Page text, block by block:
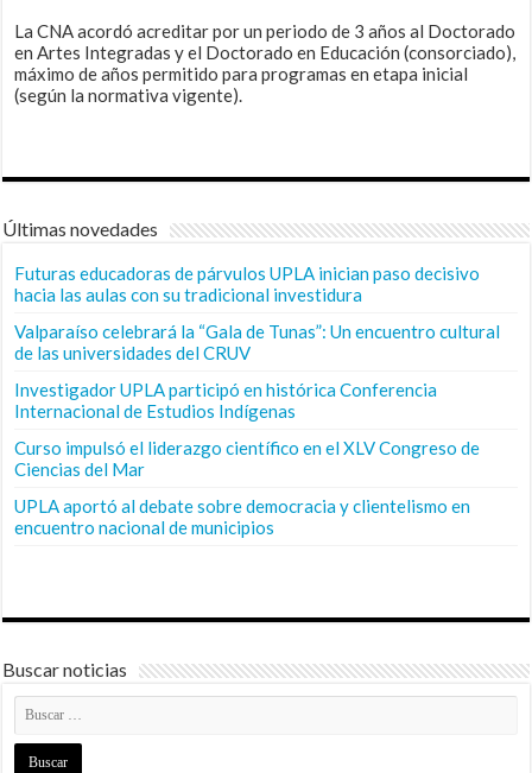
La CNA acordó acreditar por un periodo de 3 años al Doctorado
en Artes Integradas y el Doctorado en Educación (consorciado),
máximo de años permitido para programas en etapa inicial
(según la normativa vigente).
Últimas novedades
Futuras educadoras de párvulos UPLA inician paso decisivo
hacia las aulas con su tradicional investidura
Valparaíso celebrará la “Gala de Tunas”: Un encuentro cultural
de las universidades del CRUV
Investigador UPLA participó en histórica Conferencia
Internacional de Estudios Indígenas
Curso impulsó el liderazgo científico en el XLV Congreso de
Ciencias del Mar
UPLA aportó al debate sobre democracia y clientelismo en
encuentro nacional de municipios
Buscar noticias